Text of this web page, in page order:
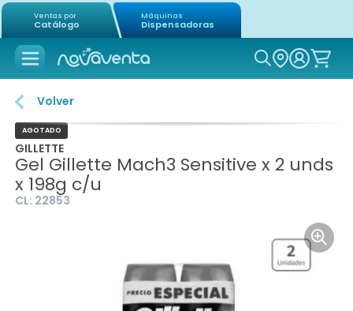
Ventas por
Catálogo
Máquinas
Dispensadoras
Icon of
Volver
AGOTADO
GILLETTE
Gel Gillette Mach3 Sensitive x 2 unds
x 198g c/u
CL: 22853
Icon